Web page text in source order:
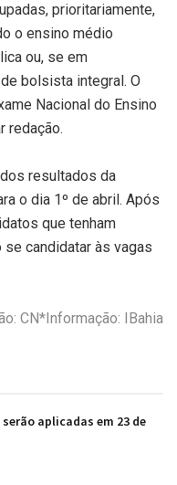
prioritariamente,
o ensino médio
ou, se em
bolsista integral. O
Nacional do Ensino
redação.
resultados da
o dia 1º de abril. Após
que tenham
candidatar às vagas
CN*Informação: IBahia
aplicadas em 23 de